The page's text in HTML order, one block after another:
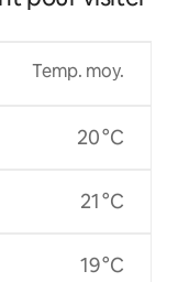
Temp. moy.
20 °C
21 °C
19 °C